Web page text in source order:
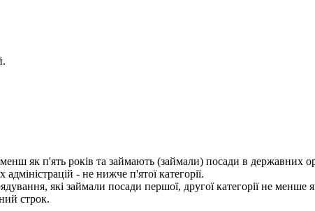
як п'ять років та займають (займали) посади в державних
- не нижче п'ятої категорії.
які займали посади першої, другої категорії не менше
строк.